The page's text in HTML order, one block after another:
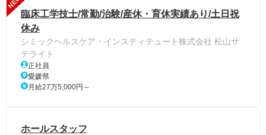
臨床工学技士/常勤/治験/産休・育休実績あり/土日祝
休み
シミックヘルスケア・インスティテュート株式会社 松山サ
テライト
正社員
愛媛県
月給27万5,000円～
ホールスタッフ